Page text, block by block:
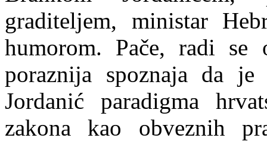
graditeljem, ministar
humorom. Pače, radi
poraznija spoznaja da
Jordanić paradigma
zakona kao obveznih